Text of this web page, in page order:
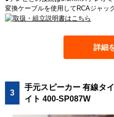
変換ケーブルを使用してRCAジャッ
詳細
3
手元スピーカー 有線タ
イト 400-SP087W